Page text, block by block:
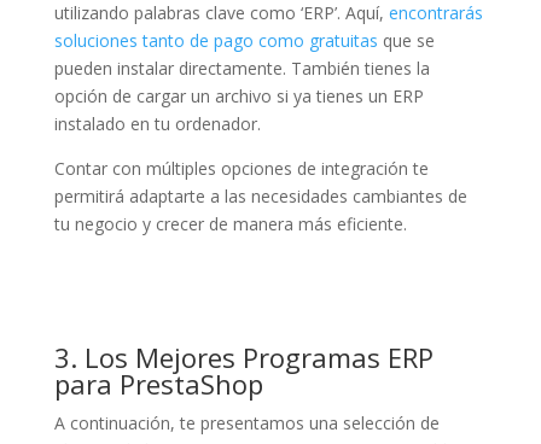
utilizando palabras clave como ‘ERP’. Aquí, encontrarás
soluciones tanto de pago como gratuitas que se
pueden instalar directamente. También tienes la
opción de cargar un archivo si ya tienes un ERP
instalado en tu ordenador.
Contar con múltiples opciones de integración te
permitirá adaptarte a las necesidades cambiantes de
tu negocio y crecer de manera más eficiente.
3. Los Mejores Programas ERP
para PrestaShop
A continuación, te presentamos una selección de